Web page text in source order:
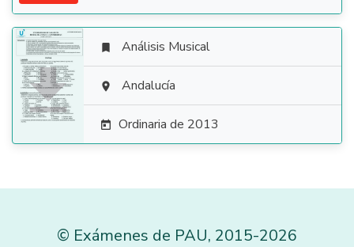

 Análisis Musical
 Andalucía
 Ordinaria de 2013
© Exámenes de PAU, 2015-2026